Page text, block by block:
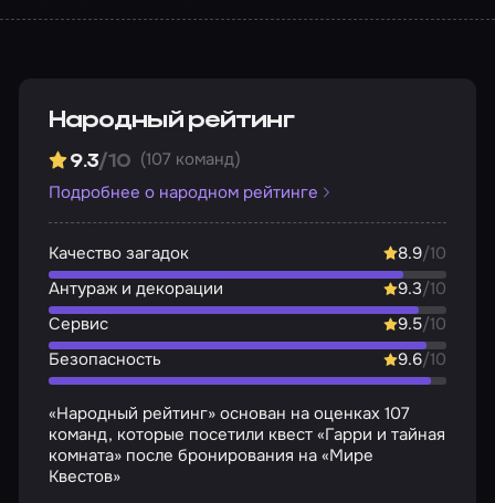
Народный рейтинг
9.3/10 (107 команд)
Подробнее о народном рейтинге
Качество загадок 8.9/10
Антураж и декорации
9.3/10
Сервис
9.5/10
Безопасность
9.6/10
«Народный рейтинг» основан на оценках 107
команд, которые посетили квест «Гарри и тайная
комната» после бронирования на «Мире
Квестов»